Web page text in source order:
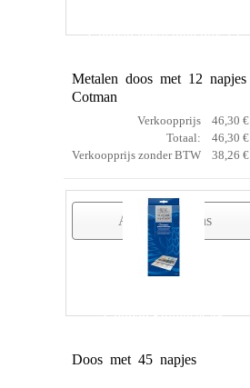
Cotman metal blue box 12
Metalen doos met 12 napjes
Cotman
Verkoopprijs
46,30 €
Totaal:
46,30 €
Verkoopprijs zonder BTW
38,26 €
Artikelgegevens
Cotman Studioset 45
Doos met 45 napjes